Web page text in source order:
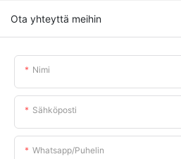
Ota yhteyttä meihin
Nimi
Sähköposti
Whatsapp/puhelin